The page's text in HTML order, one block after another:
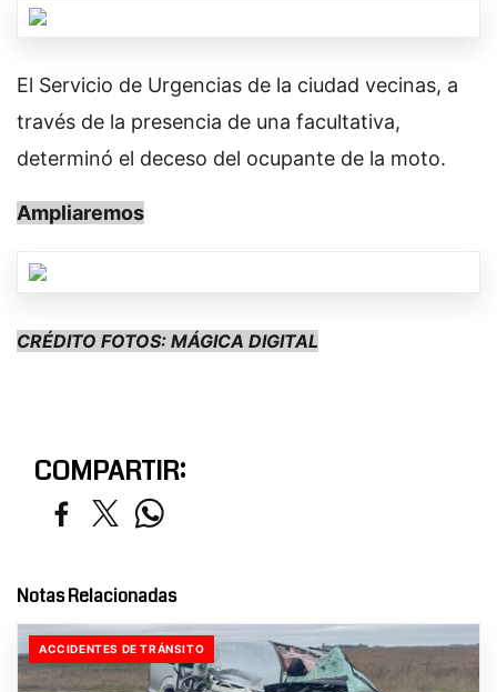
El Servicio de Urgencias de la ciudad vecinas, a
través de la presencia de una facultativa,
determinó el deceso del ocupante de la moto.
Ampliaremos
CRÉDITO FOTOS: MÁGICA DIGITAL
COMPARTIR:
Notas Relacionadas
ACCIDENTES DE TRÁNSITO